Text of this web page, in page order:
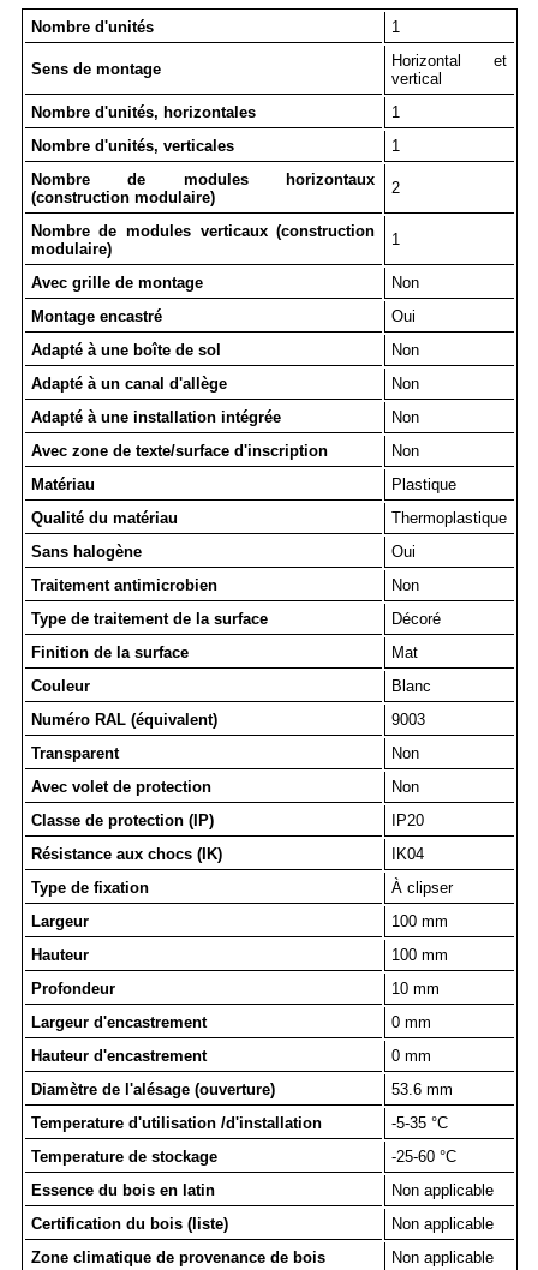
Nombre d'unités 1
Sens de montage
Horizontal et
vertical
Nombre d'unités, horizontales
1
Nombre d'unités, verticales
1
Nombre de modules horizontaux
(construction modulaire)
2
Nombre de modules verticaux (construction
modulaire)
1
Avec grille de montage
Non
Montage encastré
Oui
Adapté à une boîte de sol
Non
Adapté à un canal d'allège
Non
Adapté à une installation intégrée
Non
Avec zone de texte/surface d'inscription
Non
Matériau
Plastique
Qualité du matériau
Thermoplastique
Sans halogène
Oui
Traitement antimicrobien
Non
Type de traitement de la surface
Décoré
Finition de la surface
Mat
Couleur
Blanc
Numéro RAL (équivalent)
9003
Transparent
Non
Avec volet de protection
Non
Classe de protection (IP)
IP20
Résistance aux chocs (IK)
IK04
Type de fixation
À clipser
Largeur
100 mm
Hauteur
100 mm
Profondeur
10 mm
Largeur d'encastrement
0 mm
Hauteur d'encastrement
0 mm
Diamètre de l'alésage (ouverture)
53.6 mm
Temperature d'utilisation /d'installation
-5-35 °C
Temperature de stockage
-25-60 °C
Essence du bois en latin
Non applicable
Certification du bois (liste)
Non applicable
Zone climatique de provenance de bois
Non applicable